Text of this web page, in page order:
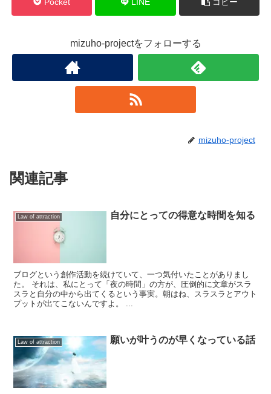
mizuho-projectをフォローする
mizuho-project
関連記事
Law of attraction 自分にとっての得意な時間を知る
ブログという創作活動を続けていて、一つ気付いたことがありまし
た。 それは、私にとって「夜の時間」の方が、圧倒的に文章がスラ
スラと自分の中から出てくるという事実。朝はね、スラスラとアウト
プットが出てこないんですよ。 ...
Law of attraction 願いが叶うのが早くなっている話